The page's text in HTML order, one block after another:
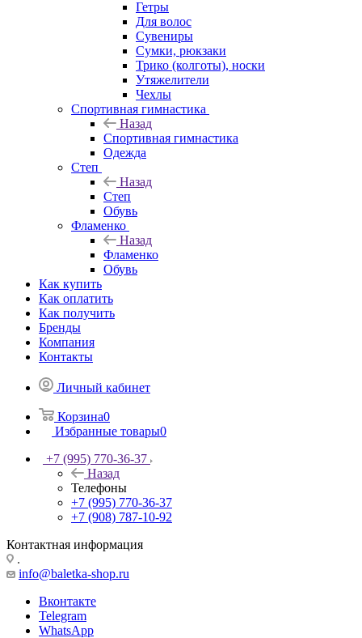
Гетры
Для волос
Сувениры
Сумки, рюкзаки
Трико (колготы), носки
Утяжелители
Чехлы
Спортивная гимнастика
Назад
Спортивная гимнастика
Одежда
Степ
Назад
Степ
Обувь
Фламенко
Назад
Фламенко
Обувь
Как купить
Как оплатить
Как получить
Бренды
Компания
Контакты
Личный кабинет
Корзина0
Избранные товары0
+7 (995) 770-36-37
Назад
Телефоны
+7 (995) 770-36-37
+7 (908) 787-10-92
Контактная информация
.
info@baletka-shop.ru
Вконтакте
Telegram
WhatsApp